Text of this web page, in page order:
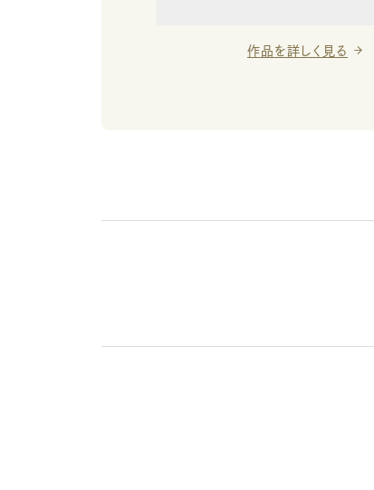
作品を詳しく見る